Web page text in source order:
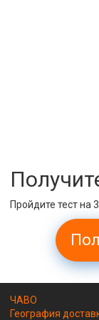
Пройдите тест на
ЧАВО
География